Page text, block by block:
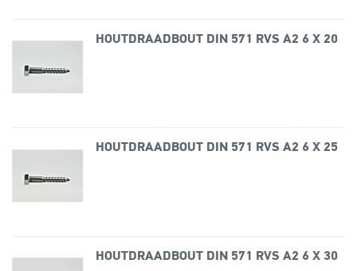
HOUTDRAADBOUT DIN 571 RVS A2 6 X 20
HOUTDRAADBOUT DIN 571 RVS A2 6 X 25
HOUTDRAADBOUT DIN 571 RVS A2 6 X 30